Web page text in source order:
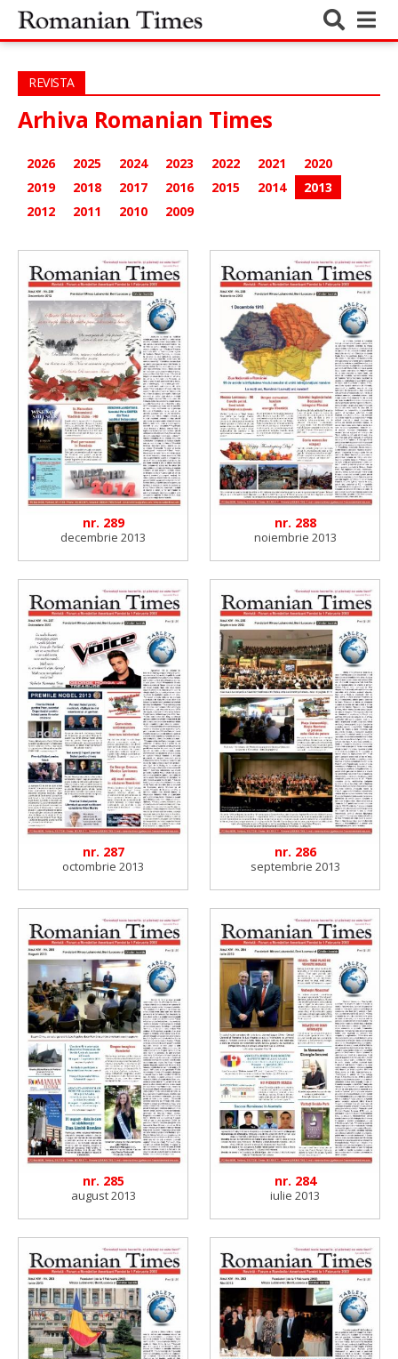
REVISTA
Arhiva Romanian Times
2026 2025 2024 2023 2022 2021
2020
2019
2018 2017 2016 2015 2014
2013
2012
2011 2010 2009
nr. 289
decembrie 2013
nr. 288
noiembrie 2013
nr. 287
octombrie 2013
nr. 286
septembrie 2013
nr. 285
august 2013
nr. 284
iulie 2013